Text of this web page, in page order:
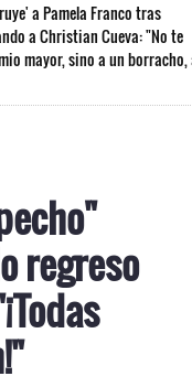
a Pamela Franco tras
a Christian Cueva: "No te
mayor, sino a un borracho,
regreso